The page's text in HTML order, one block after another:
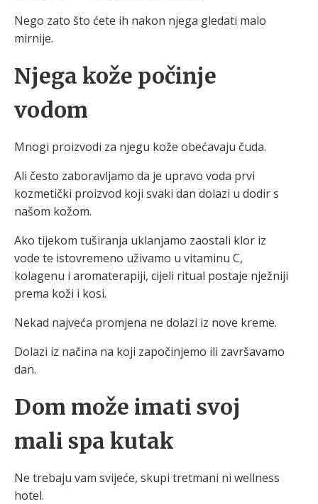
Nego zato što ćete ih nakon njega gledati malo
mirnije.
Njega kože počinje
vodom
Mnogi proizvodi za njegu kože obećavaju čuda.
Ali često zaboravljamo da je upravo voda prvi
kozmetički proizvod koji svaki dan dolazi u dodir s
našom kožom.
Ako tijekom tuširanja uklanjamo zaostali klor iz
vode te istovremeno uživamo u vitaminu C,
kolagenu i aromaterapiji, cijeli ritual postaje nježniji
prema koži i kosi.
Nekad najveća promjena ne dolazi iz nove kreme.
Dolazi iz načina na koji započinjemo ili završavamo
dan.
Dom može imati svoj
mali spa kutak
Ne trebaju vam svijeće, skupi tretmani ni wellness
hotel.